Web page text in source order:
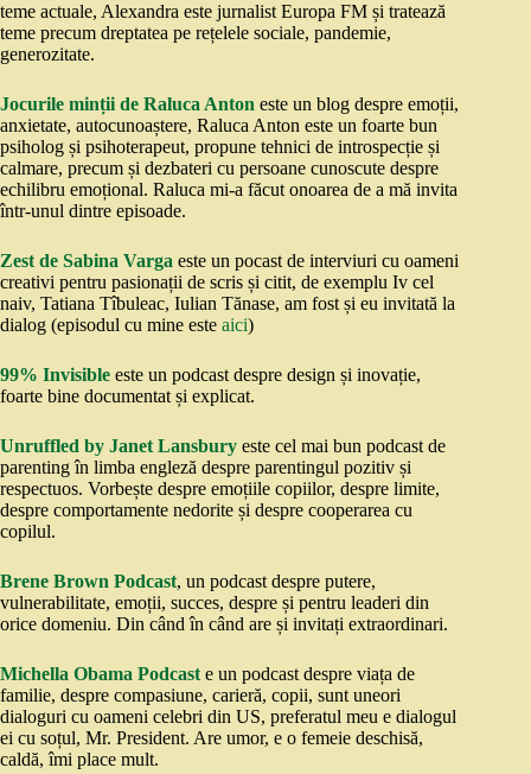
teme actuale, Alexandra este jurnalist Europa FM și tratează
teme precum dreptatea pe rețelele sociale, pandemie,
generozitate.
Jocurile minții de Raluca Anton este un blog despre emoții,
anxietate, autocunoaștere, Raluca Anton este un foarte bun
psiholog și psihoterapeut, propune tehnici de introspecție și
calmare, precum și dezbateri cu persoane cunoscute despre
echilibru emoțional. Raluca mi-a făcut onoarea de a mă invita
într-unul dintre episoade.
Zest de Sabina Varga este un pocast de interviuri cu oameni
creativi pentru pasionații de scris și citit, de exemplu Iv cel
naiv, Tatiana Tîbuleac, Iulian Tănase, am fost și eu invitată la
dialog (episodul cu mine este aici)
99% Invisible este un podcast despre design și inovație,
foarte bine documentat și explicat.
Unruffled by Janet Lansbury este cel mai bun podcast de
parenting în limba engleză despre parentingul pozitiv și
respectuos. Vorbește despre emoțiile copiilor, despre limite,
despre comportamente nedorite și despre cooperarea cu
copilul.
Brene Brown Podcast, un podcast despre putere,
vulnerabilitate, emoții, succes, despre și pentru leaderi din
orice domeniu. Din când în când are și invitați extraordinari.
Michella Obama Podcast e un podcast despre viața de
familie, despre compasiune, carieră, copii, sunt uneori
dialoguri cu oameni celebri din US, preferatul meu e dialogul
ei cu soțul, Mr. President. Are umor, e o femeie deschisă,
caldă, îmi place mult.